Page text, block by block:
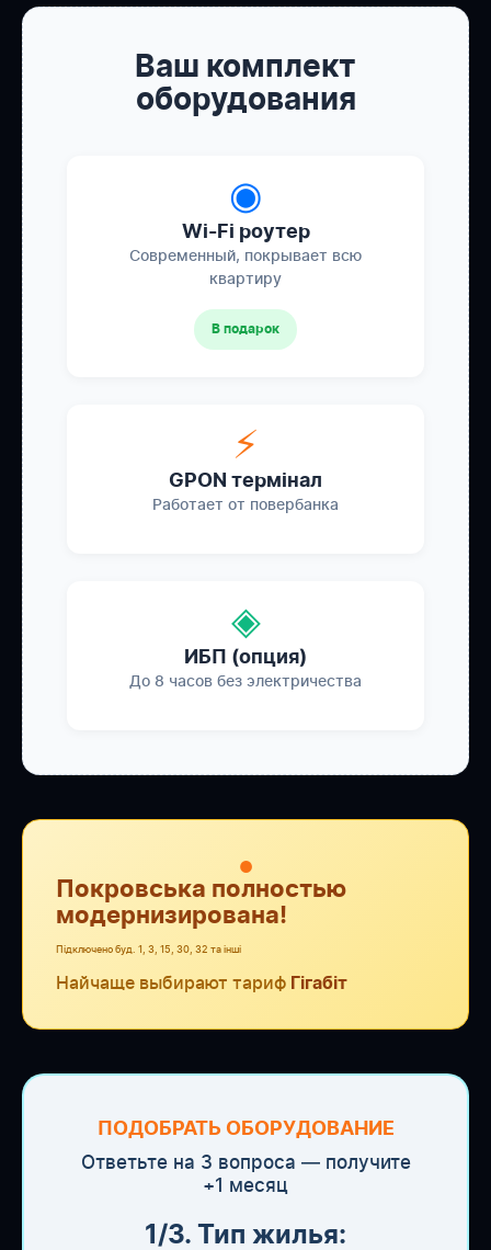
Ваш комплект
оборудования
◉
Wi-Fi роутер
Современный, покрывает всю
квартиру
В подарок
⚡
GPON термінал
Работает от повербанка
◈
ИБП (опция)
До 8 часов без электричества
●
Покровська полностью
модернизирована!
Підключено буд. 1, 3, 15, 30, 32 та інші
Найчаще выбирают тариф Гігабіт
ПОДОБРАТЬ ОБОРУДОВАНИЕ
Ответьте на 3 вопроса — получите
+1 месяц
1/3. Тип жилья: